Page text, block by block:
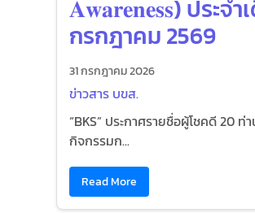
𝐀𝐰𝐚𝐫𝐞𝐧𝐞𝐬𝐬) ประจำ
กรกฎาคม 2569
31 กรกฎาคม 2026
ข่าวสาร บขส.
“BKS” ประกาศรายชื่อผู้โชคดี 20 ท่
กิจกรรมก...
Read More